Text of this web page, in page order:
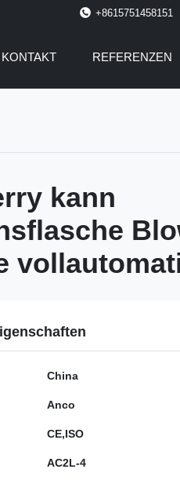
+8615751458151
KONTAKT REFERENZEN
kann
China
Anco
CE,ISO
AC2L-4